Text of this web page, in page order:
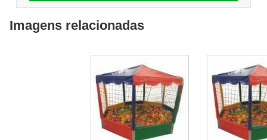
Imagens relacionadas